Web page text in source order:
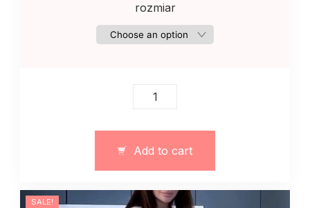
rozmiar
Damski
wiosenny
monkolor
quantity
Add to cart
SALE!